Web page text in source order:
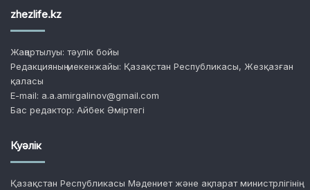
zhezlife.kz
Жаңартылуы: тәулік бойы
Редакцияның мекенжайы: Қазақстан Республикасы, Жезқазған
қаласы
E-mail: a.a.amirgalinov@gmail.com
Бас редактор: Айбек Әміртегі
Куәлік
Қазақстан Республикасы Мәдениет және ақпарат министрлігінің